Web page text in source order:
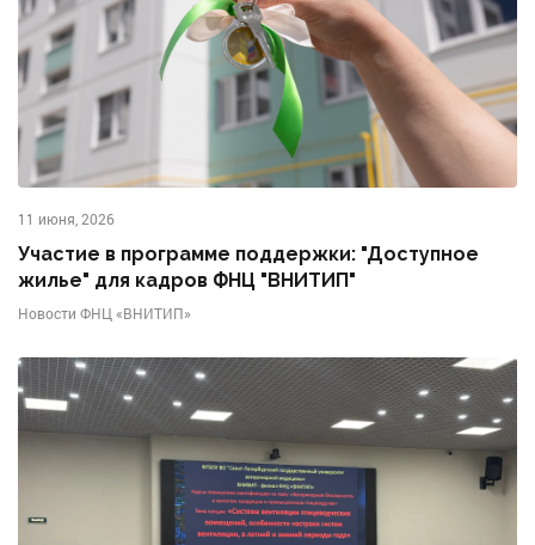
11 июня, 2026
Участие в программе поддержки: "Доступное
жилье" для кадров ФНЦ "ВНИТИП"
Новости ФНЦ «ВНИТИП»